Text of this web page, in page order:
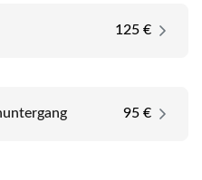
in den Gassen, der
Sie die vielen Facetten
125 €
95 €